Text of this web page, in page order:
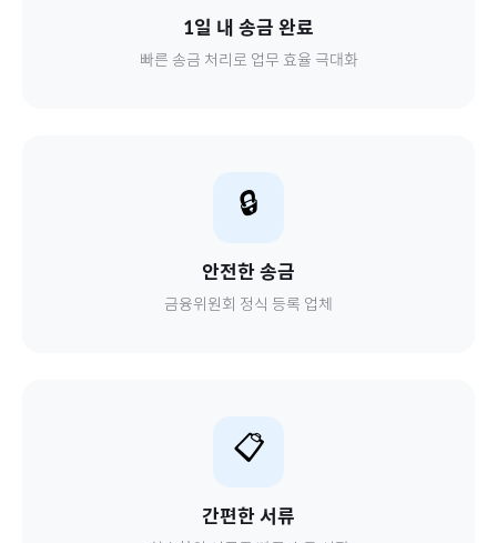
1일 내 송금 완료
빠른 송금 처리로 업무 효율 극대화
🔒
안전한 송금
금융위원회 정식 등록 업체
📋
간편한 서류